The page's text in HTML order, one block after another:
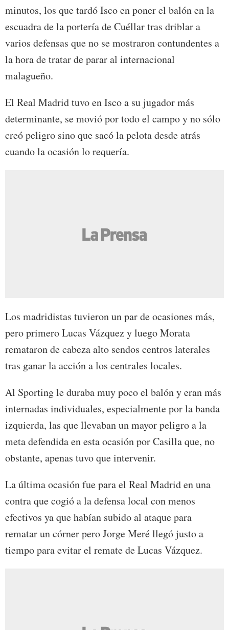
minutos, los que tardó Isco en poner el balón en la
escuadra de la portería de Cuéllar tras driblar a
varios defensas que no se mostraron contundentes a
la hora de tratar de parar al internacional
malagueño.
El Real Madrid tuvo en Isco a su jugador más
determinante, se movió por todo el campo y no sólo
creó peligro sino que sacó la pelota desde atrás
cuando la ocasión lo requería.
Los madridistas tuvieron un par de ocasiones más,
pero primero Lucas Vázquez y luego Morata
remataron de cabeza alto sendos centros laterales
tras ganar la acción a los centrales locales.
Al Sporting le duraba muy poco el balón y eran más
internadas individuales, especialmente por la banda
izquierda, las que llevaban un mayor peligro a la
meta defendida en esta ocasión por Casilla que, no
obstante, apenas tuvo que intervenir.
La última ocasión fue para el Real Madrid en una
contra que cogió a la defensa local con menos
efectivos ya que habían subido al ataque para
rematar un córner pero Jorge Meré llegó justo a
tiempo para evitar el remate de Lucas Vázquez.